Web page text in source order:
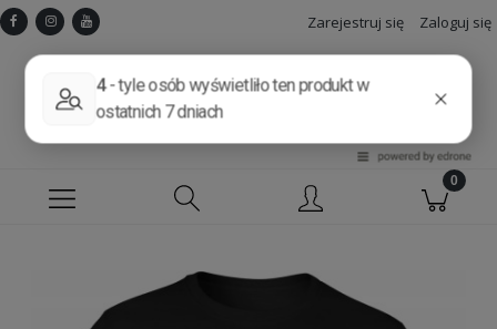
Zarejestruj się Zaloguj się